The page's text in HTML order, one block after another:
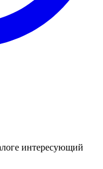
интересующий